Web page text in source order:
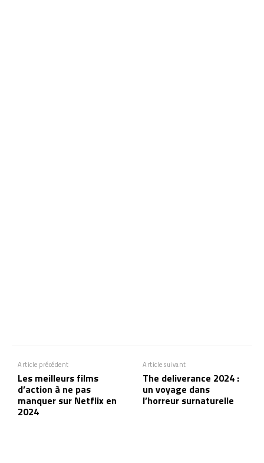
Article précédent
Les meilleurs films
d’action à ne pas
manquer sur Netflix en
2024
Article suivant
The deliverance 2024 :
un voyage dans
l’horreur surnaturelle